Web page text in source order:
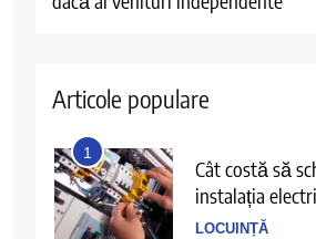
Articole populare2000 până azi
DIVERTISMENT
1
Cât costă să
instalația
apartament de
LOCUINȚĂ